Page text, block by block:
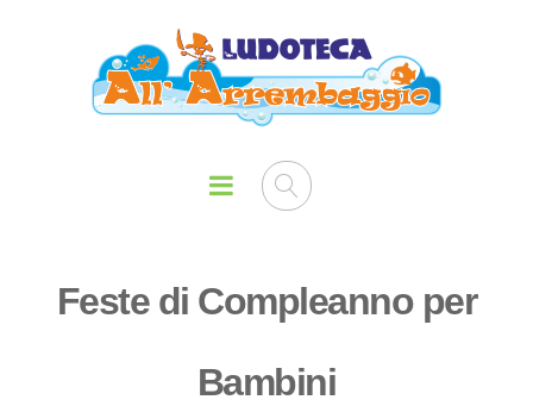
Feste di Compleanno per
Bambini